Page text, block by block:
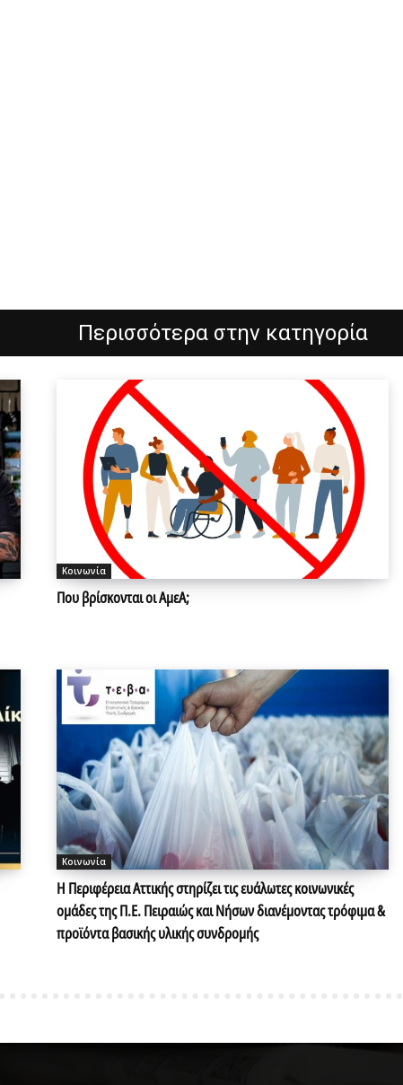
Περισσότερα στην κατηγορία
Κοινωνία
Που βρίσκονται οι ΑμεΑ;
Κοινωνία
Η Περιφέρεια Αττικής στηρίζει τις ευάλωτες κοινωνικές
ομάδες της Π.Ε. Πειραιώς και Νήσων διανέμοντας τρόφιμα &
προϊόντα βασικής υλικής συνδρομής